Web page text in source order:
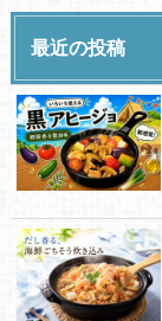
最近の投稿